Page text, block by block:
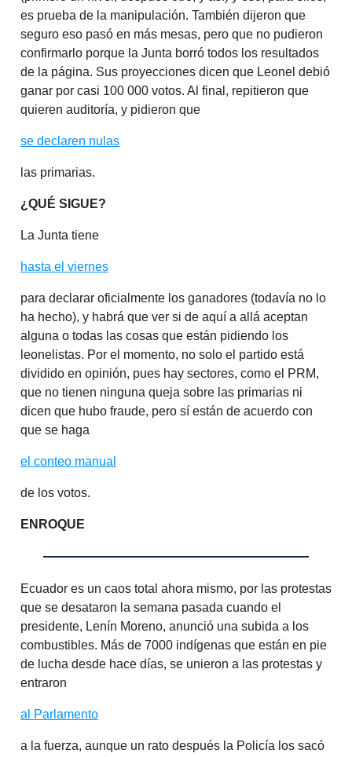
es prueba de la manipulación. También dijeron que
seguro eso pasó en más mesas, pero que no pudieron
confirmarlo porque la Junta borró todos los resultados
de la página. Sus proyecciones dicen que Leonel debió
ganar por casi 100 000 votos. Al final, repitieron que
quieren auditoría, y pidieron que
se declaren nulas
las primarias.
¿QUÉ SIGUE?
La Junta tiene
hasta el viernes
para declarar oficialmente los ganadores (todavía no lo
ha hecho), y habrá que ver si de aquí a allá aceptan
alguna o todas las cosas que están pidiendo los
leonelistas. Por el momento, no solo el partido está
dividido en opinión, pues hay sectores, como el PRM,
que no tienen ninguna queja sobre las primarias ni
dicen que hubo fraude, pero sí están de acuerdo con
que se haga
el conteo manual
de los votos.
ENROQUE
Ecuador es un caos total ahora mismo, por las protestas
que se desataron la semana pasada cuando el
presidente, Lenín Moreno, anunció una subida a los
combustibles. Más de 7000 indígenas que están en pie
de lucha desde hace días, se unieron a las protestas y
entraron
al Parlamento
a la fuerza, aunque un rato después la Policía los sacó